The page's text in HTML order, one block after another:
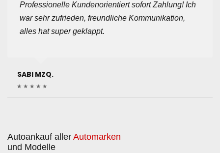
Professionelle Kundenorientiert sofort Zahlung! Ich
war sehr zufrieden, freundliche Kommunikation,
alles hat super geklappt.
SABI MZQ.
Autoankauf aller Automarken
und Modelle